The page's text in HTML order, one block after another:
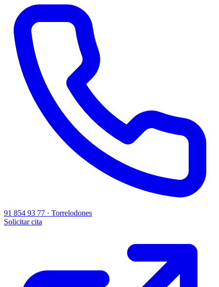
91 854 93 77 · Torrelodones
Solicitar cita